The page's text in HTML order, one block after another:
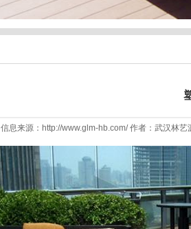
信息来源：http://www.glm-hb.com/ 作者：武汉林